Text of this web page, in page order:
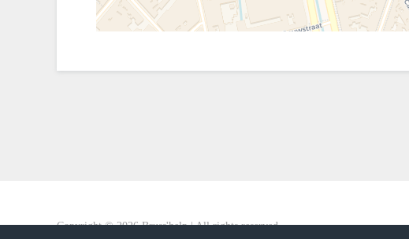
Copyright ©2026Bruss'help | All rights reserved